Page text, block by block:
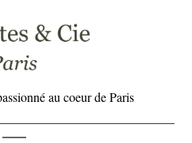
au coeur de Paris